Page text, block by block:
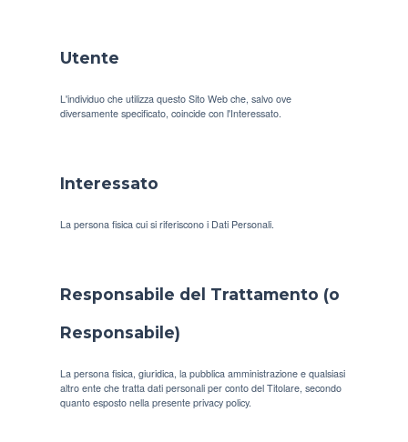
Utente
L'individuo che utilizza questo Sito Web che, salvo ove
diversamente specificato, coincide con l'Interessato.
Interessato
La persona fisica cui si riferiscono i Dati Personali.
Responsabile del Trattamento (o
Responsabile)
La persona fisica, giuridica, la pubblica amministrazione e qualsiasi
altro ente che tratta dati personali per conto del Titolare, secondo
quanto esposto nella presente privacy policy.